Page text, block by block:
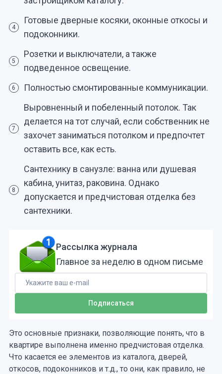
4
Готовые дверные косяки, оконные откосы и
подоконники.
5
Розетки и выключатели, а также
подведенное освещение.
6 Полностью смонтированные коммуникации.
7
Выровненный и побеленный потолок. Так
делается на тот случай, если собственник не
захочет заниматься потолком и предпочтет
оставить все, как есть.
8
Сантехнику в санузле: ванна или душевая
кабина, унитаз, раковина. Однако
допускается и предчистовая отделка без
сантехники.
Рассылка журнала
Главное за неделю в одном письме
Это основные признаки, позволяющие понять, что в
квартире выполнена именно предчистовая отделка.
Что касается ее элементов из каталога, дверей,
откосов, подоконников и т.д., то они, как правило, не